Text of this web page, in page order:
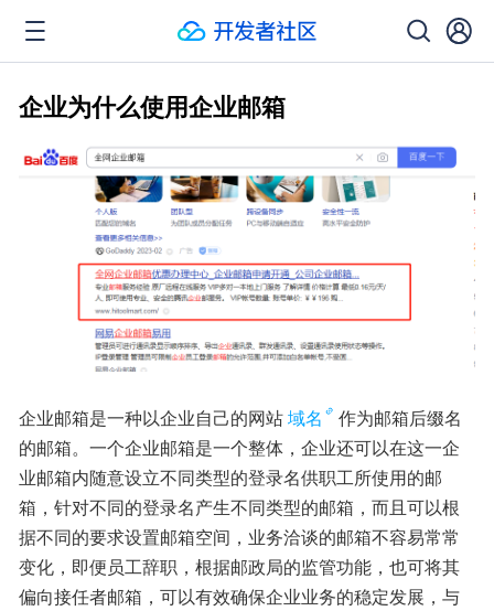
企业为什么使用企业邮箱
企业邮箱是一种以企业自己的网站域名
作为邮箱后缀名
的邮箱。一个企业邮箱是一个整体，企业还可以在这一企
业邮箱内随意设立不同类型的登录名供职工所使用的邮
箱，针对不同的登录名产生不同类型的邮箱，而且可以根
据不同的要求设置邮箱空间，业务洽谈的邮箱不容易常常
变化，即便员工辞职，根据邮政局的监管功能，也可将其
偏向接任者邮箱，可以有效确保企业业务的稳定发展，与